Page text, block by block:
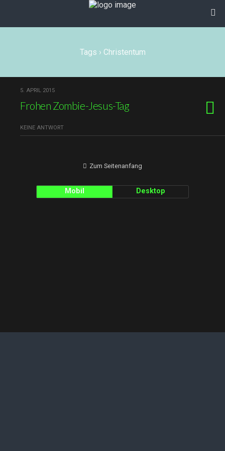
Tags › Christentum
5. APRIL 2015
Frohen Zombie-Jesus-Tag
KEINE ANTWORT
Zum Seitenanfang
Mobil Desktop